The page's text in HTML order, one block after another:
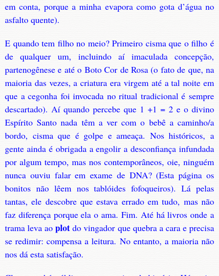
em conta, porque a minha evapora como gota d’água no
asfalto quente).
E quando tem filho no meio? Primeiro cisma que o filho é
de qualquer um, incluindo aí imaculada concepção,
partenogênese e até o Boto Cor de Rosa (o fato de que, na
maioria das vezes, a criatura era virgem até a tal noite em
que a cegonha foi invocada no ritual tradicional é sempre
descartado). Aí quando percebe que 1 +1 = 2 e o divino
Espírito Santo nada têm a ver com o bebê a caminho/a
bordo, cisma que é golpe e ameaça. Nos históricos, a
gente ainda é obrigada a engolir a desconfiança infundada
por algum tempo, mas nos contemporâneos, oie, ninguém
nunca ouviu falar em exame de DNA? (Esta página os
bonitos não lêem nos tablóides fofoqueiros). Lá pelas
tantas, ele descobre que estava errado em tudo, mas não
faz diferença porque ela o ama. Fim. Até há livros onde a
trama leva aoplot do vingador que quebra a cara e precisa
se redimir: compensa a leitura. No entanto, a maioria não
nos dá esta satisfação.